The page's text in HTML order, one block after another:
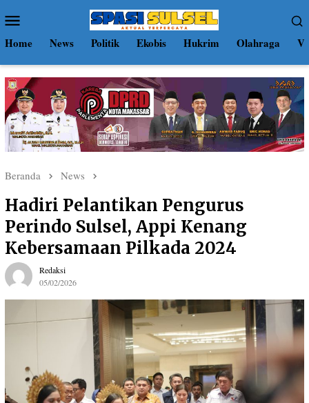
ke
kontenMobile
Home News Politik Ekobis Hukrim Olahraga
Beranda News
Hadiri Pelantikan Pengurus
Perindo Sulsel, Appi Kenang
Kebersamaan Pilkada 2024
Redaksi
05/02/2026